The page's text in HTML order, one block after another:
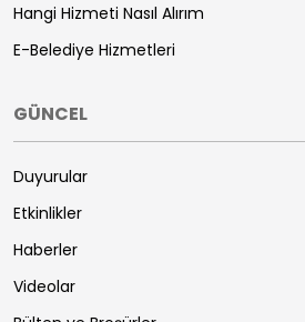
Hangi Hizmeti Nasıl Alırım
E-Belediye Hizmetleri
GÜNCEL
Duyurular
Etkinlikler
Haberler
Videolar